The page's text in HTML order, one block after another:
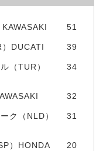
51
DUCATI 39
（TUR）
34
32
ク（NLD）
31
）HONDA 20